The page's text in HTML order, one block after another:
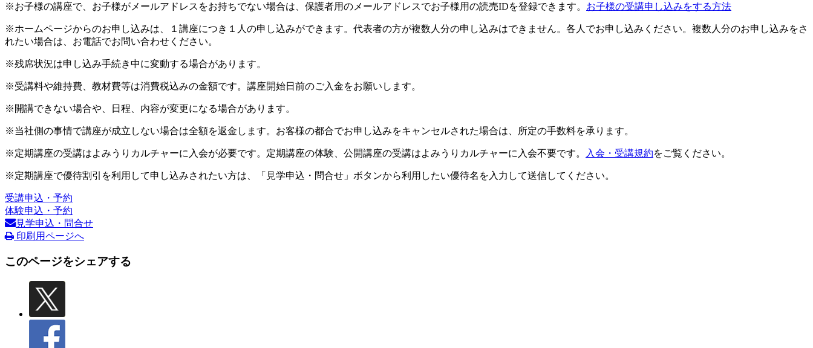
※お子様の講座で、お子様がメールアドレスをお持ちでない場合は、保護者用のメールアドレスでお子様用の読売IDを登録できます。 お子様の受講申し込みをする方法
※ホームページからのお申し込みは、１講座につき１人の申し込みができます。代表者の方が複数人分の申し込みはできません。各人でお申し込みください。複数人分のお申し込みをさ
れたい場合は、お電話でお問い合わせください。
※残席状況は申し込み手続き中に変動する場合があります。
※受講料や維持費、教材費等は消費税込みの金額です。講座開始日前のご入金をお願いします。
※開講できない場合や、日程、内容が変更になる場合があります。
※当社側の事情で講座が成立しない場合は全額を返金します。お客様の都合でお申し込みをキャンセルされた場合は、所定の手数料を承ります。
※定期講座の受講はよみうりカルチャーに入会が必要です。定期講座の体験、公開講座の受講はよみうりカルチャーに入会不要です。 入会・受講規約をご覧ください。
※定期講座で優待割引を利用して申し込みされたい方は、「見学申込・問合せ」ボタンから利用したい優待名を入力して送信してください。
受講申込・予約
体験申込・予約
見学申込・問合せ
印刷用ページへ
このページをシェアする